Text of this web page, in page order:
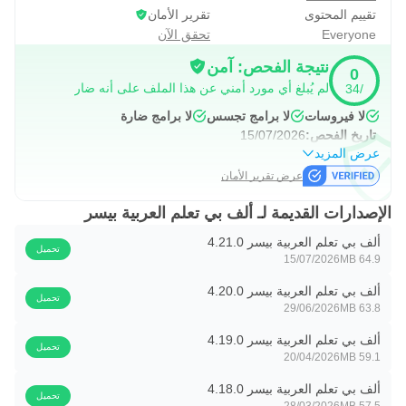
استمتع بمغامرتك العربية
من قال أنّ تعلم اللّغة العربية يجب أن يكون أمراً مملاً؟ تأخذك
ألِف بي في رحلة مليئة بالتحديات والمكافآت باستخدام الأنشطة
التفاعلية، الاختبارات، والمراجع الثقافية الرائعة.
لن تنسى أي كلمة عربية بعد الآن
كلّنا نعلم أنّ الممارسة تجعل عملية التعلّم مثالية، وأنّ التكرار هو
مفتاح التذكر. لذا، فإنّ ألِف بي تتميز بنظام التكرار المتباعِد القائم
على الذكاء الاصطناعي لمساعدتك على تثبيت المفردات
والعبارات العربية الجديدة في الذاكرة طويلة الأمد.
حوّل نفسك من طالب إلى عالِم
سرعة التعلّم لديك حتى تتمكن من صعود المراتب بسرعة من
تقييم المحتوى
Everyone
تقرير الأمان
تحقق الآن
0
/34
نتيجة الفحص: آمن
لم يُبلغ أي مورد أمني عن هذا الملف على أنه ضار
لا فيروسات
لا برامج تجسس
لا برامج ضارة
تاريخ الفحص:15/07/2026
عرض المزيد
عرض تقرير الأمان
الإصدارات القديمة لـ ألف بي تعلم العربية بيسر
ألف بي تعلم العربية بيسر 4.21.0
64.9 MB
15/07/2026
تحميل
ألف بي تعلم العربية بيسر 4.20.0
63.8 MB
29/06/2026
تحميل
ألف بي تعلم العربية بيسر 4.19.0
59.1 MB
20/04/2026
تحميل
ألف بي تعلم العربية بيسر 4.18.0 تحميل